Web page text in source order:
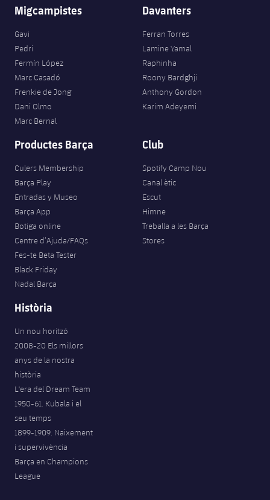
Migcampistes
Gavi
Pedri
Fermín López
Marc Casadó
Frenkie de Jong
Dani Olmo
Marc Bernal
Davanters
Ferran Torres
Lamine Yamal
Raphinha
Roony Bardghji
Anthony Gordon
Karim Adeyemi
Productes Barça
Culers Membership
Barça Play
Entradas y Museo
Barça App
Botiga online
Centre d’Ajuda/FAQs
Fes-te Beta Tester
Black Friday
Nadal Barça
Club
Spotify Camp Nou
Canal ètic
Escut
Himne
Treballa a les Barça
Stores
Història
Un nou horitzó
2008-20 Els millors
anys de la nostra
història
L'era del Dream Team
1950-61. Kubala i el
seu temps
1899-1909. Naixement
i supervivència
Barça en Champions
League